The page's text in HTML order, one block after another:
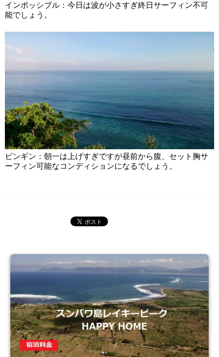
インポッシブル：今日は波が小さすぎ終日サーフィン不可
能でしょう。
ビンギン：朝一は上げすぎですが昼前から腹、セット胸サ
ーフィン可能なコンディションになるでしょう。